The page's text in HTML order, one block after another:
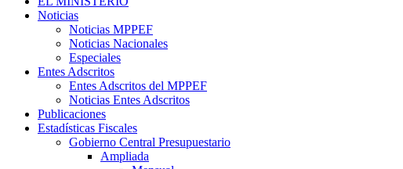
Noticias
Noticias MPPEF
Noticias Nacionales
Especiales
Entes Adscritos
Entes Adscritos del MPPEF
Noticias Entes Adscritos
Publicaciones
Estadísticas Fiscales
Gobierno Central Presupuestario
Ampliada